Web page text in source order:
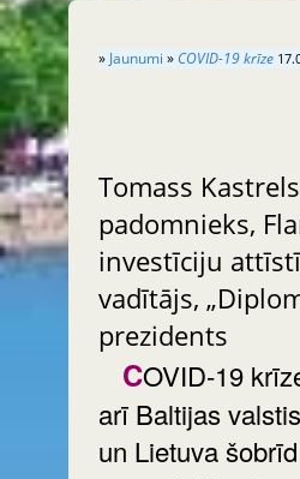
» Jaunumi » COVID-19 krīze
Tomass
padomnieks,
investīciju
vadītājs,
prezidents
COVID-19 krīze ir sasniegusi Eiropu un
arī Baltijas
un Lietuva